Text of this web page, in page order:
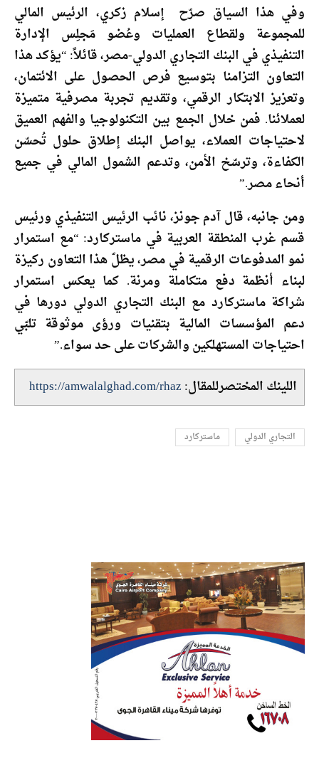
وفي هذا السياق صرّح إسلام زكري، الرئيس المالي
للمجموعة ولقطاع العمليات وعُضو مَجلِس الإدارة
التنفيذي في البنك التجاري الدولي-مصر، قائلاً: “يؤكد هذا
التعاون التزامنا بتوسيع فرص الحصول على الائتمان،
وتعزيز الابتكار الرقمي، وتقديم تجربة مصرفية متميزة
لعملائنا. فمن خلال الجمع بين التكنولوجيا والفهم العميق
لاحتياجات العملاء، يواصل البنك إطلاق حلول تُحسّن
الكفاءة، وترسّخ الأمن، وتدعم الشمول المالي في جميع
أنحاء مصر.”
ومن جانبه، قال آدم جونز، نائب الرئيس التنفيذي ورئيس
قسم غرب المنطقة العربية في ماستركارد: “مع استمرار
نمو المدفوعات الرقمية في مصر، يظلّ هذا التعاون ركيزة
لبناء أنظمة دفع متكاملة ومرنة. كما يعكس استمرار
شراكة ماستركارد مع البنك التجاري الدولي دورها في
دعم المؤسسات المالية بتقنيات ورؤى موثوقة تلبّي
احتياجات المستهلكين والشركات على حد سواء.”
اللينك المختصرللمقال:https://amwalalghad.com/rhaz
التجاري الدولي ماستركارد